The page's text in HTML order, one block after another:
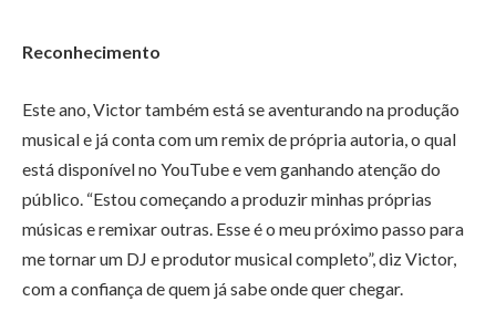
Reconhecimento
Este ano, Victor também está se aventurando na produção
musical e já conta com um remix de própria autoria, o qual
está disponível no YouTube e vem ganhando atenção do
público. “Estou começando a produzir minhas próprias
músicas e remixar outras. Esse é o meu próximo passo para
me tornar um DJ e produtor musical completo”, diz Victor,
com a confiança de quem já sabe onde quer chegar.